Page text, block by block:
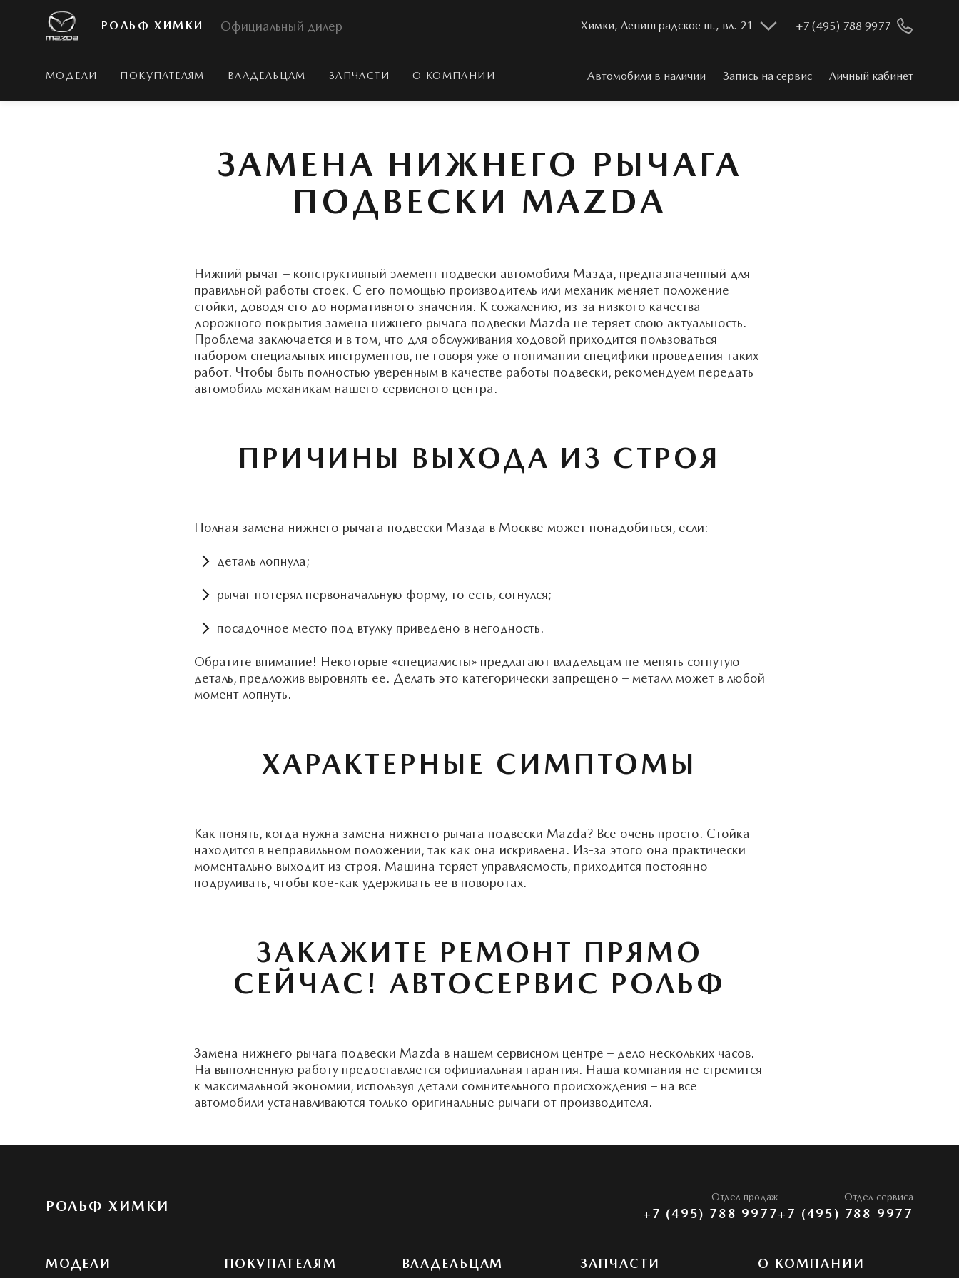
РОЛЬФ ХИМКИ Официальный дилер Химки, Ленинградское ш., вл. 21 +7 (495) 788 9977
МОДЕЛИ ПОКУПАТЕЛЯМ ВЛАДЕЛЬЦАМ ЗАПЧАСТИ О КОМПАНИИ Автомобили в наличии Запись на сервис Личный кабинет
ЗАМЕНА НИЖНЕГО РЫЧАГА
ПОДВЕСКИ MAZDA
Нижний рычаг – конструктивный элемент подвески автомобиля Мазда, предназначенный для
правильной работы стоек. С его помощью производитель или механик меняет положение
стойки, доводя его до нормативного значения. К сожалению, из-за низкого качества
дорожного покрытия замена нижнего рычага подвески Mazda не теряет свою актуальность.
Проблема заключается и в том, что для обслуживания ходовой приходится пользоваться
набором специальных инструментов, не говоря уже о понимании специфики проведения таких
работ. Чтобы быть полностью уверенным в качестве работы подвески, рекомендуем передать
автомобиль механикам нашего сервисного центра.
ПРИЧИНЫ ВЫХОДА ИЗ СТРОЯ
Полная замена нижнего рычага подвески Мазда в Москве может понадобиться, если:
деталь лопнула;
рычаг потерял первоначальную форму, то есть, согнулся;
посадочное место под втулку приведено в негодность.
Обратите внимание! Некоторые «специалисты» предлагают владельцам не менять согнутую
деталь, предложив выровнять ее. Делать это категорически запрещено – металл может в любой
момент лопнуть.
ХАРАКТЕРНЫЕ СИМПТОМЫ
Как понять, когда нужна замена нижнего рычага подвески Mazda? Все очень просто. Стойка
находится в неправильном положении, так как она искривлена. Из-за этого она практически
моментально выходит из строя. Машина теряет управляемость, приходится постоянно
подруливать, чтобы кое-как удерживать ее в поворотах.
ЗАКАЖИТЕ РЕМОНТ ПРЯМО
СЕЙЧАС! АВТОСЕРВИС РОЛЬФ
Замена нижнего рычага подвески Mazda в нашем сервисном центре – дело нескольких часов.
На выполненную работу предоставляется официальная гарантия. Наша компания не стремится
к максимальной экономии, используя детали сомнительного происхождения – на все
автомобили устанавливаются только оригинальные рычаги от производителя.
РОЛЬФ ХИМКИ
Отдел продаж
+7 (495) 788 9977
Отдел сервиса
+7 (495) 788 9977
МОДЕЛИ ПОКУПАТЕЛЯМ ВЛАДЕЛЬЦАМ ЗАПЧАСТИ О КОМПАНИИ